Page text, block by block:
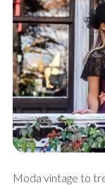
Moda vintage to